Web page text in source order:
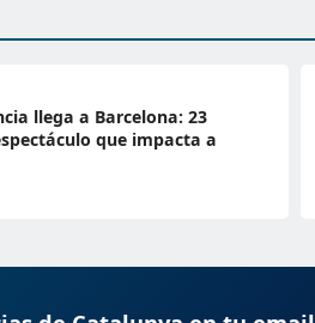
llega a Barcelona: 23
que impacta a